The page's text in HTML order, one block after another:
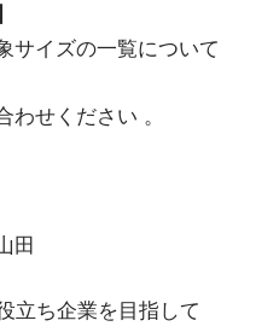
サイズの一覧について
わせください 。
田
立ち企業を目指して